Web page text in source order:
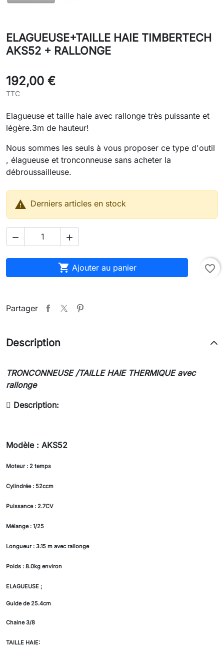
ELAGUEUSE+TAILLE HAIE TIMBERTECH
AKS52 + RALLONGE
192,00 €
TTC
Elagueuse et taille haie avec rallonge très puissante et
légère.3m de hauteur!
Nous sommes les seuls à vous proposer ce type d'outil
, élagueuse et tronconneuse sans acheter la
débroussailleuse.
 Derniers articles en stock
 
 Ajouter au panier favorite_border
Partager
Description
TRONCONNEUSE /TAILLE HAIE THERMIQUE avec
rallonge
 Description:
Modèle : AKS52
Moteur : 2 temps
Cylindrée : 52ccm
Puissance : 2.7CV
Mélange : 1/25
Longueur : 3.15 m avec rallonge
Poids : 8.0kg environ
ELAGUEUSE ;
Guide de 25.4cm
Chaine 3/8
TAILLE HAIE: